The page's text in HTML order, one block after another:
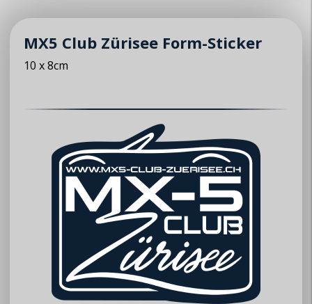
MX5 Club Zürisee Form-Sticker
10 x 8cm
© 2026 MX5 Club Zürisee